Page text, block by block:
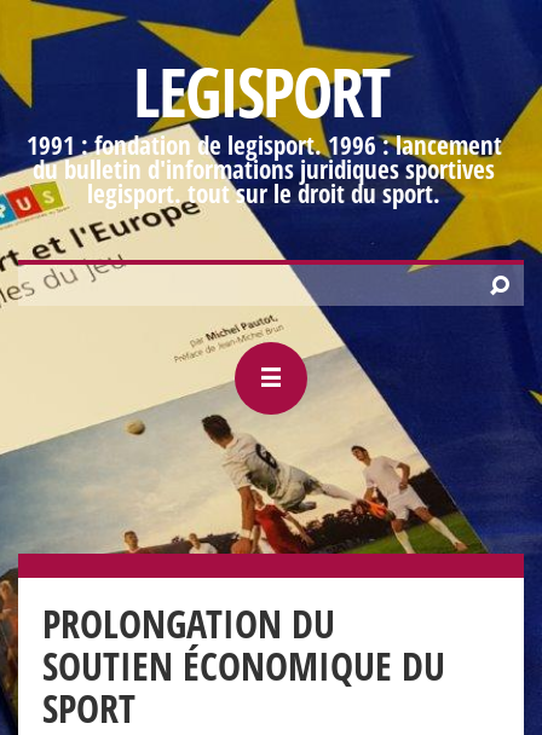
LEGISPORT
1991 : fondation de legisport. 1996 : lancement
du bulletin d'informations juridiques sportives
legisport. tout sur le droit du sport.
PROLONGATION DU
SOUTIEN ÉCONOMIQUE DU
SPORT